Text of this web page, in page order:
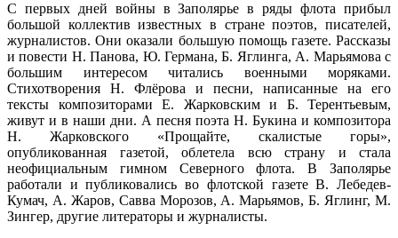
С первых дней войны в Заполярье в ряды флота прибыл
большой коллектив известных в стране поэтов, писателей,
журналистов. Они оказали большую помощь газете. Рассказы
и повести Н. Панова, Ю. Германа, Б. Яглинга, А. Марьямова с
большим интересом читались военными моряками.
Стихотворения Н. Флёрова и песни, написанные на его
тексты композиторами Е. Жарковским и Б. Терентьевым,
живут и в наши дни. А песня поэта Н. Букина и композитора
Н. Жарковского «Прощайте, скалистые горы»,
опубликованная газетой, облетела всю страну и стала
неофициальным гимном Северного флота. В Заполярье
работали и публиковались во флотской газете В. Лебедев-
Кумач, А. Жаров, Савва Морозов, А. Марьямов, Б. Яглинг, М.
Зингер, другие литераторы и журналисты.